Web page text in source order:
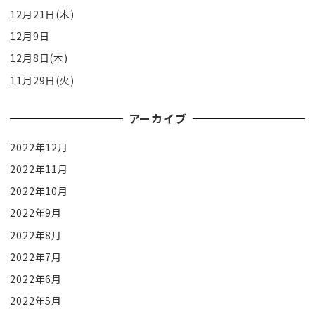
12月21日(木)
12月9日
12月8日(木)
11月29日(火)
アーカイブ
2022年12月
2022年11月
2022年10月
2022年9月
2022年8月
2022年7月
2022年6月
2022年5月